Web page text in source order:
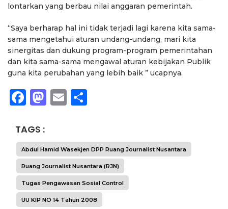
lontarkan yang berbau nilai anggaran pemerintah.
“Saya berharap hal ini tidak terjadi lagi karena kita sama-
sama mengetahui aturan undang-undang, mari kita
sinergitas dan dukung program-program pemerintahan
dan kita sama-sama mengawal aturan kebijakan Publik
guna kita perubahan yang lebih baik ” ucapnya.
Facebook
Mastodon
Email
TAGS :
Abdul Hamid Wasekjen DPP Ruang Journalist Nusantara
Ruang Journalist Nusantara (RJN)
Tugas Pengawasan Sosial Control
UU KIP NO 14 Tahun 2008